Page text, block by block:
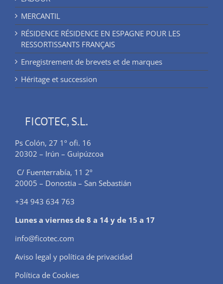
MERCANTIL
RÉSIDENCE RÉSIDENCE EN ESPAGNE POUR LES
RESSORTISSANTS FRANÇAIS
Enregistrement de brevets et de marques
Héritage et succession
FICOTEC, S.L.
Ps Colón, 27 1º ofi. 16
20302 – Irún – Guipúzcoa
C/ Fuenterrabía, 11 2º
20005 – Donostia – San Sebastián
+34 943 634 763
Lunes a viernes de 8 a 14 y de 15 a 17
info@ficotec.com
Aviso legal y política de privacidad
Política de Cookies